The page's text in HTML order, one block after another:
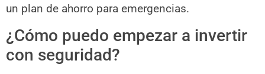
un plan de ahorro para emergencias.
¿Cómo puedo empezar a invertir
con seguridad?